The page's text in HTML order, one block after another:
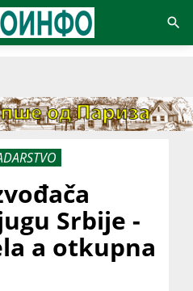
Srbije -
a otkupna